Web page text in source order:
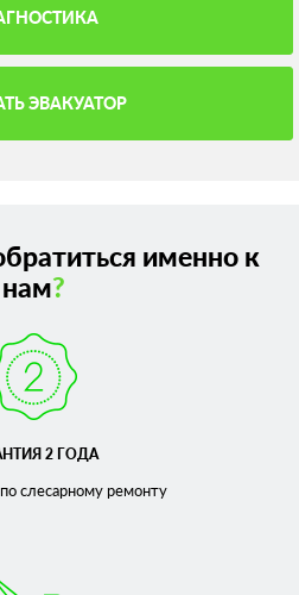
ЭВАКУАТОР
именно к
нам?
2 ГОДА
слесарномуремонту